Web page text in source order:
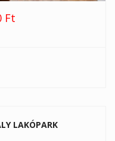
Ft
LAKÓPARK